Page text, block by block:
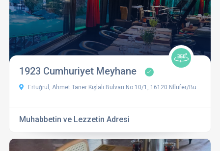
1923 Cumhuriyet Meyhane
Ertuğrul, Ahmet Taner Kışlalı Bulvarı No:10/1, 16120 Ni̇lüfer/Bursa, Türkiye
Muhabbetin ve Lezzetin Adresi